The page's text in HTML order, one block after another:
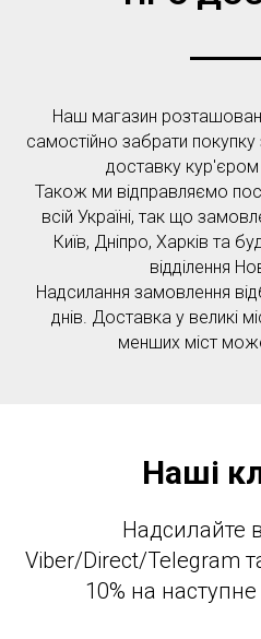
Наш магазин
самостійно забрати
доставку
Також ми відправляємо
всій Україні, так що
Київ, Дніпро, Харків та
відділення
Надсилання замовлення
днів. Доставка у великі
менших міст
Наші
Надсилайте
Viber/Direct/Telegram
10% на